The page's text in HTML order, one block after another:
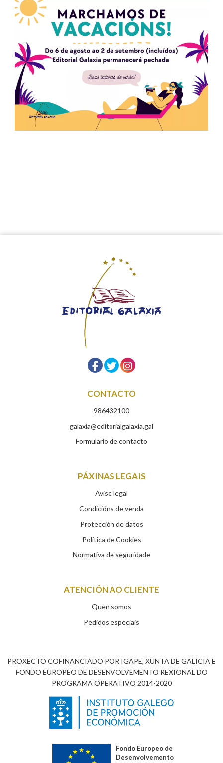
CONTACTO
986432100
galaxia@editorialgalaxia.gal
Formulario de contacto
PÁXINAS LEGAIS
Aviso legal
Condicións de venda
Protección de datos
Política de Cookies
Normativa de seguridade
ATENCIÓN AO CLIENTE
Quen somos
Pedidos especiais
PROXECTO COFINANCIADO POR IGAPE, XUNTA DE GALICIA E
FONDO EUROPEO DE DESENVOLVEMENTO REXIONAL DO
PROGRAMA OPERATIVO 2014-2020
Fondo Europeo de
Desenvolvemento